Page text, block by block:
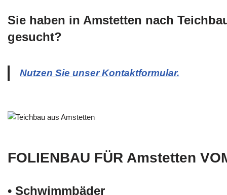
Sie haben in Amstetten nach
gesucht?
Nutzen Sie unser Kontaktformular.
FOLIENBAU FÜR Amstetten
• Schwimm­bäder